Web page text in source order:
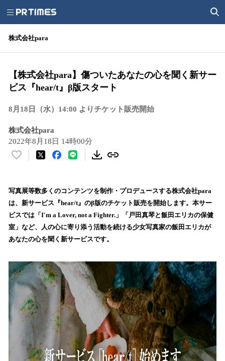
株式会社para
【株式会社para】傷ついたあなたの心を聞く新サー
ビス『hear/t』β版スタート
8月18日（水）14:00 よりチケット販売開始
株式会社para
2022年8月18日 14時00分
い
！
数
を
読
み
込
中
で
す
写真展等数多くのコンテンツを制作・プロデュースする株式会社para
は、新サービス『hear/t』のβ版のチケット販売を開始します。本サー
ビスでは「I'm a Lover, not a Fighter.」「戸田真琴と飯田エリカの保健
室」など、人の心に寄り添う活動を続ける少女写真家の飯田エリカが
あなたの心を聞く新サービスです。